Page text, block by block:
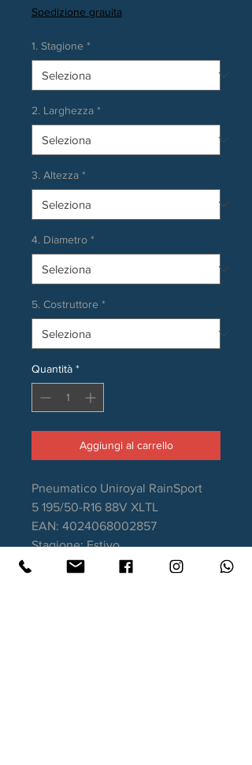
Spedizione grauita
1. Stagione *
2. Larghezza *
3. Altezza *
4. Diametro *
5. Costruttore *
Quantità *
Aggiungi al carrello
Pneumatico Uniroyal RainSport
5 195/50-R16 88V XLTL
EAN: 4024068002857
Stagione: Estivo
Aderenza sul bagnato: A